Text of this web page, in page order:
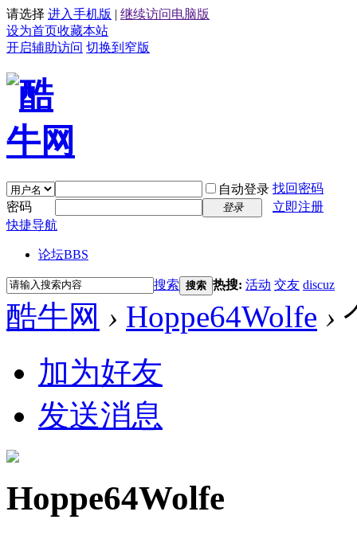
请选择 进入手机版 | 继续访问电脑版
设为首页收藏本站
开启辅助访问 切换到窄版
自动登录 找回密码
密码
登录
立即注册
快捷导航
论坛BBS
搜索 搜索 热搜: 活动 交友 discuz
酷牛网 › Hoppe64Wolfe ›
加为好友
发送消息
Hoppe64Wolfe